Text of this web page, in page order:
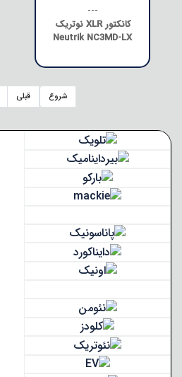
---
کانکتور XLR نوتریک
Neutrik NC3MD-LX
شروع قبلی